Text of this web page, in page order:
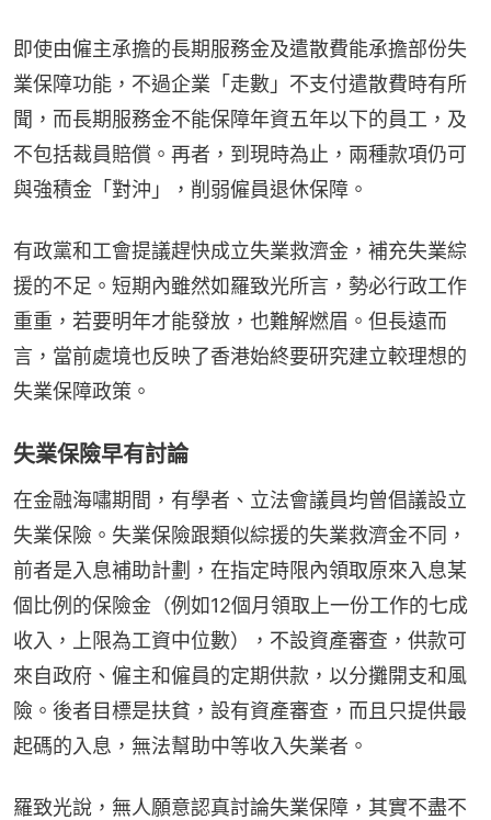
即使由僱主承擔的長期服務金及遣散費能承擔部份失
業保障功能，不過企業「走數」不支付遣散費時有所
聞，而長期服務金不能保障年資五年以下的員工，及
不包括裁員賠償。再者，到現時為止，兩種款項仍可
與強積金「對沖」，削弱僱員退休保障。
有政黨和工會提議趕快成立失業救濟金，補充失業綜
援的不足。短期內雖然如羅致光所言，勢必行政工作
重重，若要明年才能發放，也難解燃眉。但長遠而
言，當前處境也反映了香港始終要研究建立較理想的
失業保障政策。
失業保險早有討論
在金融海嘯期間，有學者、立法會議員均曾倡議設立
失業保險。失業保險跟類似綜援的失業救濟金不同，
前者是入息補助計劃，在指定時限內領取原來入息某
個比例的保險金（例如12個月領取上一份工作的七成
收入，上限為工資中位數），不設資產審查，供款可
來自政府、僱主和僱員的定期供款，以分攤開支和風
險。後者目標是扶貧，設有資產審查，而且只提供最
起碼的入息，無法幫助中等收入失業者。
羅致光說，無人願意認真討論失業保障，其實不盡不